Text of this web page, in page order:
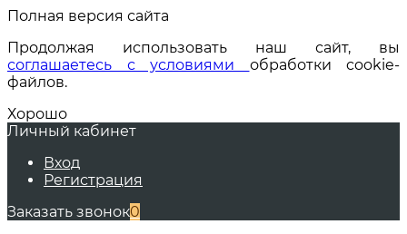
Полная версия сайта
Продолжая использовать наш сайт, вы
соглашаетесь с условиями обработки cookie-
файлов.
Хорошо
Личный кабинет
Вход
Регистрация
Заказать звонок0